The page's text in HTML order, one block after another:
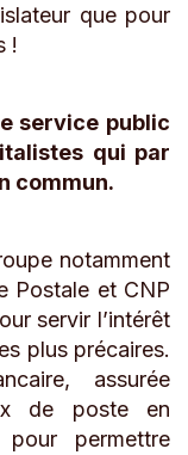
que pour
!
service public
qui par
commun.
notamment
Postale et CNP
servir l’intérêt
plus précaires.
assurée
de poste en
permettre